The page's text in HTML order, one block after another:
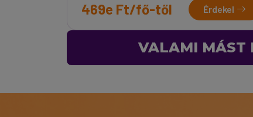
469e Ft/fő-től Érdekel
VALAMI MÁST